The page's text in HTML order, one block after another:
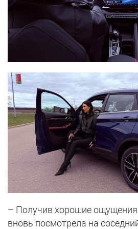
– Получив хорошие ощущения
вновь посмотрела на